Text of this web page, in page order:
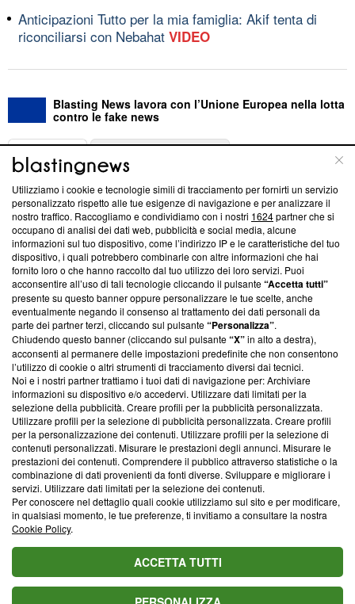
Anticipazioni Tutto per la mia famiglia: Akif tenta di
riconciliarsi con Nebahat VIDEO
Blasting News lavora con l’Unione Europea nella lotta
contro le fake news
ABOUT
Questa sezione offre informazioni trasparenti su Blasting
News, sui nostri processi editoriali e su come ci impegniamo a
creare news di qualità. Inoltre, afferma la nostra aderenza a
‘Trust Project - News with Integrity’Blasting News non è
ancora membro del programma, ma ha richiesto di farne
parte; Trust Project non ha ancora effettuato una verifica di
conformità agli standard.
Su di noi
Team editoriale
Corporate
Redazione
Informativa Privacy
Cookie Policy
Blasting SA, IDI CHE-247.845.224, Via Carlo Frasca, 3 - 6900
Lugano (Svizzera) Tel:+39 0690258937
© 2026 Blasting News
Utilizziamo i cookie e tecnologie simili di tracciamento per fornirti un servizio
personalizzato rispetto alle tue esigenze di navigazione e per analizzare il
nostro traffico. Raccogliamo e condividiamo con i nostri 1624partner che si
occupano di analisi dei dati web, pubblicità e social media, alcune
informazioni sul tuo dispositivo, come l’indirizzo IP e le caratteristiche del tuo
dispositivo, i quali potrebbero combinarle con altre informazioni che hai
fornito loro o che hanno raccolto dal tuo utilizzo dei loro servizi. Puoi
acconsentire all’uso di tali tecnologie cliccando il pulsante“Accetta tutti”
presente su questo banner oppure personalizzare le tue scelte, anche
eventualmente negando il consenso al trattamento dei dati personali da
parte dei partner terzi, cliccando sul pulsante“Personalizza”.
Chiudendo questo banner (cliccando sul pulsante“X”in alto a destra),
acconsenti al permanere delle impostazioni predefinite che non consentono
l’utilizzo di cookie o altri strumenti di tracciamento diversi dai tecnici.
Noi e i nostri partner trattiamo i tuoi dati di navigazione per: Archiviare
informazioni su dispositivo e/o accedervi. Utilizzare dati limitati per la
selezione della pubblicità. Creare profili per la pubblicità personalizzata.
Utilizzare profili per la selezione di pubblicità personalizzata. Creare profili
per la personalizzazione dei contenuti. Utilizzare profili per la selezione di
contenuti personalizzati. Misurare le prestazioni degli annunci. Misurare le
prestazioni dei contenuti. Comprendere il pubblico attraverso statistiche o la
combinazione di dati provenienti da fonti diverse. Sviluppare e migliorare i
servizi. Utilizzare dati limitati per la selezione dei contenuti.
Per conoscere nel dettaglio quali cookie utilizziamo sul sito e per modificare,
in qualsiasi momento, le tue preferenze, ti invitiamo a consultare la nostra
Cookie Policy.
ACCETTA TUTTI